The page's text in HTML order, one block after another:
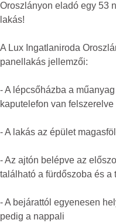
Oroszlányon eladó egy 53
lakás!
A Lux Ingatlaniroda
panellakás jellemzői:
- A lépcsőházba a
kaputelefon van felszerelve
- A lakás az épület
- Az ajtón belépve az
található a fürdőszoba és
- A bejárattól egyenesen
pedig a nappali